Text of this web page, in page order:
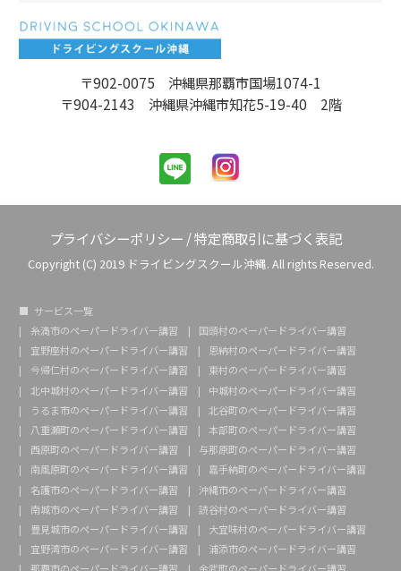
〒902-0075 沖縄県那覇市国場1074-1
〒904-2143 沖縄県沖縄市知花5-19-40 2階
プライバシーポリシー /特定商取引に基づく表記
Copyright (C) 2019 ドライビングスクール沖縄. All rights Reserved.
サービス一覧
糸満市のペーパードライバー講習
国頭村のペーパードライバー講習
宜野座村のペーパードライバー講習
恩納村のペーパードライバー講習
今帰仁村のペーパードライバー講習
東村のペーパードライバー講習
北中城村のペーパードライバー講習
中城村のペーパードライバー講習
うるま市のペーパードライバー講習
北谷町のペーパードライバー講習
八重瀬町のペーパードライバー講習
本部町のペーパードライバー講習
西原町のペーパードライバー講習
与那原町のペーパードライバー講習
南風原町のペーパードライバー講習
嘉手納町のペーパードライバー講習
名護市のペーパードライバー講習
沖縄市のペーパードライバー講習
南城市のペーパードライバー講習
読谷村のペーパードライバー講習
豊見城市のペーパードライバー講習
大宜味村のペーパードライバー講習
宜野湾市のペーパードライバー講習
浦添市のペーパードライバー講習